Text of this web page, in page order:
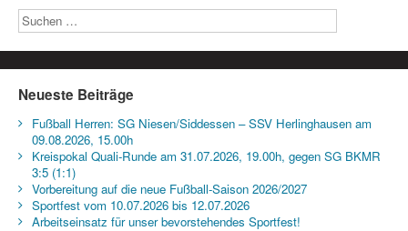
Neueste Beiträge
Fußball Herren: SG Niesen/Siddessen – SSV Herlinghausen am
09.08.2026, 15.00h
Kreispokal Quali-Runde am 31.07.2026, 19.00h, gegen SG BKMR
3:5 (1:1)
Vorbereitung auf die neue Fußball-Saison 2026/2027
Sportfest vom 10.07.2026 bis 12.07.2026
Arbeitseinsatz für unser bevorstehendes Sportfest!